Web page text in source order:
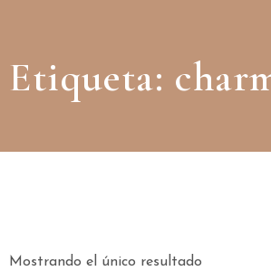
Etiqueta:
Mostrando el único resultado